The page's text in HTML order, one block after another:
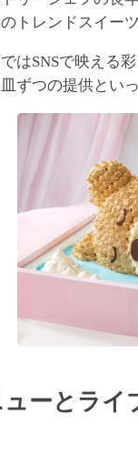
トレンドスイー
はSNSで映える
ずつの提供とい
ーとライ